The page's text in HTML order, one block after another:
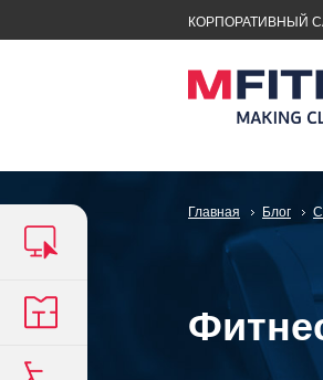
КОРПОРАТИВНЫЙ
Главная Блог